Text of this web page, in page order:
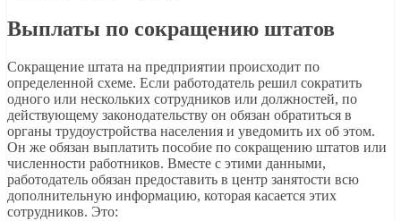
Выплаты по сокращению штатов
Сокращение штата на предприятии происходит по
определенной схеме. Если работодатель решил сократить
одного или нескольких сотрудников или должностей, по
действующему законодательству он обязан обратиться в
органы трудоустройства населения и уведомить их об этом.
Он же обязан выплатить пособие по сокращению штатов или
численности работников. Вместе с этими данными,
работодатель обязан предоставить в центр занятости всю
дополнительную информацию, которая касается этих
сотрудников. Это: